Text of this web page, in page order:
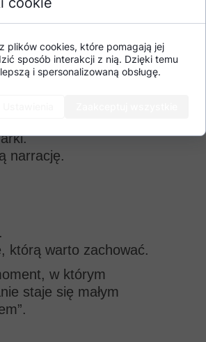
ozdobniki. To elementy
historię
narrację.
którą warto zachować.
w którym
staje się małym
plików cookies, które pomagają jej
sposób interakcji z nią. Dzięki temu
i spersonalizowaną obsługę.